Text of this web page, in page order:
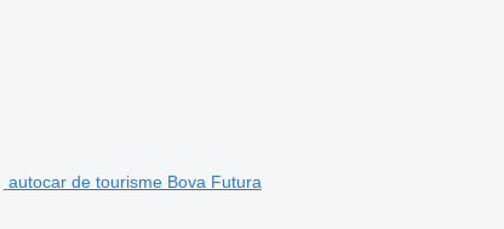
autocar de tourisme Bova Futura